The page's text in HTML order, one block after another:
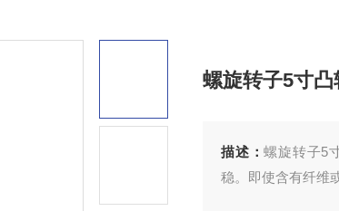
螺旋转子5寸凸
描述：螺旋转子5
稳。即使含有纤维